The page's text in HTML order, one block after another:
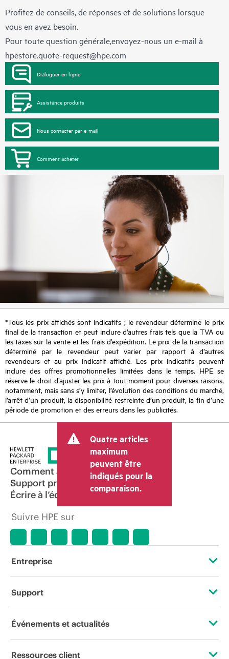
Profitez de conseils, de réponses et de solutions lorsque
vous en avez besoin.
Pour toute question générale,envoyez-nous un e-mail à
hpestore.quote-request@hpe.com
Dialoguer en ligne
Assistance produits
Nous contacter par e-mail
Comment acheter
*Tous les prix affichés sont indicatifs ; le revendeur détermine le prix
final de la transaction et peut inclure d’autres frais tels que la TVA ou
les taxes sur la vente et les frais d’expédition. Le prix de la transaction
déterminé par le revendeur peut varier par rapport à d’autres
revendeurs et au prix indicatif affiché. Les prix indicatifs peuvent
inclure des offres promotionnelles limitées dans le temps. HPE se
réserve le droit d’ajuster les prix à tout moment pour diverses raisons,
notamment, mais sans s’y limiter, l’évolution des conditions du marché,
l’arrêt d’un produit, la disponibilité restreinte d’un produit, la fin d’une
période de promotion et des erreurs dans les publicités.
Quatre articles
maximum
peuvent être
indiqués pour la
comparaison.
Comment acheter
Support produit
Écrire à l’équipe commerciale
Suivre HPE sur
Entreprise
À propos de HPE
Support
Services d’assistance opérationnelle (OSS)
Événements et actualités
Événements
Ressources client